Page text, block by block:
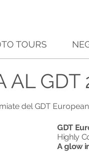
TOURS
AL GDT
del GDT
GDT
Highly
A glow